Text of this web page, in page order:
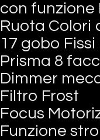
con funzione
Ruota Colori
17 gobo
Prisma 8
Dimmer
Filtro Frost
Focus
Funzione